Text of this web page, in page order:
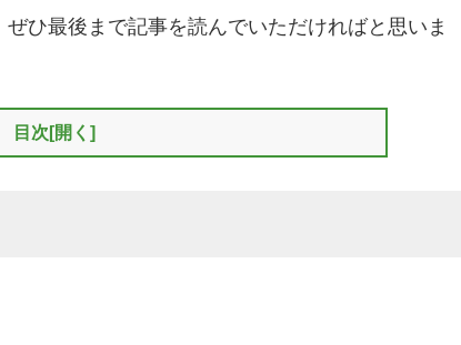
ひ最後まで記事を読んでいただければと思いま
目次 [開く]